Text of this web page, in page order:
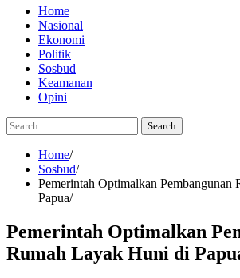
Home
Nasional
Ekonomi
Politik
Sosbud
Keamanan
Opini
Search
for:
Home
Sosbud
Pemerintah Optimalkan Pembangunan
Papua
Pemerintah Optimalkan
Rumah Layak Huni di